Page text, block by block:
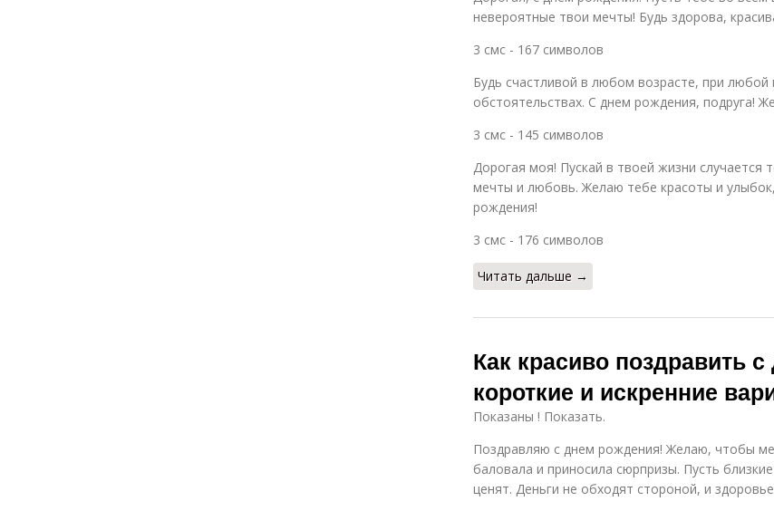
невероятные твои мечты! Будь здорова,
3 смс - 167 символов
Будь счастливой в любом возрасте, при
обстоятельствах. С днем рождения, подруга!
3 смс - 145 символов
Дорогая моя! Пускай в твоей жизни случается
мечты и любовь. Желаю тебе красоты и
рождения!
3 смс - 176 символов
Читать дальше →
Как красиво поздравить
короткие и искренние
Показаны ! Показать.
Поздравляю с днем рождения! Желаю, чтобы
баловала и приносила сюрпризы. Пусть
ценят. Деньги не обходят стороной, и